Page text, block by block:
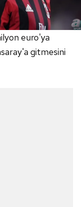
euro'ya
gitmesini